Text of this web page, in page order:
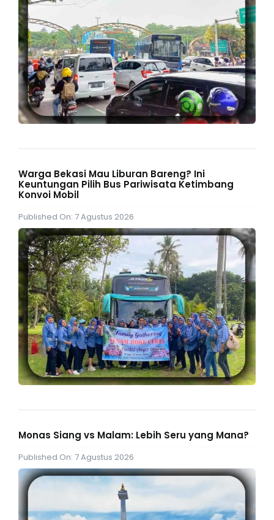
Warga Bekasi Mau Liburan Bareng? Ini
Keuntungan Pilih Bus Pariwisata Ketimbang
Konvoi Mobil
Published On: 7 Agustus 2026
Monas Siang vs Malam: Lebih Seru yang Mana?
Published On: 7 Agustus 2026